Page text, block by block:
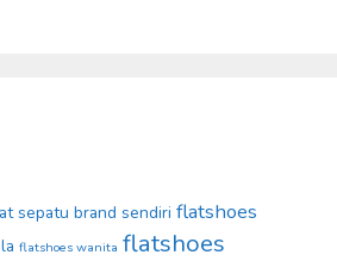
sepatu brand sendiri flatshoes
flatshoes wanita flatshoes